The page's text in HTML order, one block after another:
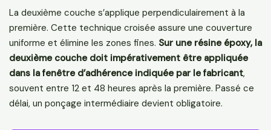
La deuxième couche s’applique perpendiculairement à la
première. Cette technique croisée assure une couverture
uniforme et élimine les zones fines. Sur une résine époxy, la
deuxième couche doit impérativement être appliquée
dans la fenêtre d’adhérence indiquée par le fabricant,
souvent entre 12 et 48 heures après la première. Passé ce
délai, un ponçage intermédiaire devient obligatoire.